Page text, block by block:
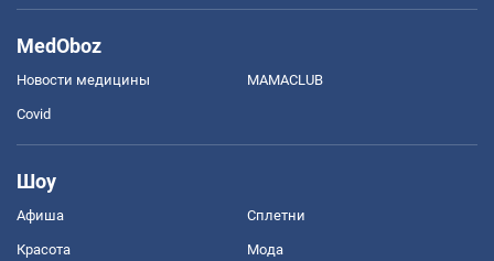
MedOboz
Новости медицины MAMACLUB
Covid
Шоу
Афиша Сплетни
Красота Мода